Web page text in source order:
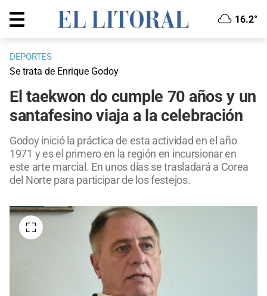
16.2°
DEPORTES
Se trata de Enrique Godoy
El taekwon do cumple 70 años y un
santafesino viaja a la celebración
Godoy inició la práctica de esta actividad en el año
1971 y es el primero en la región en incursionar en
este arte marcial. En unos días se trasladará a Corea
del Norte para participar de los festejos.